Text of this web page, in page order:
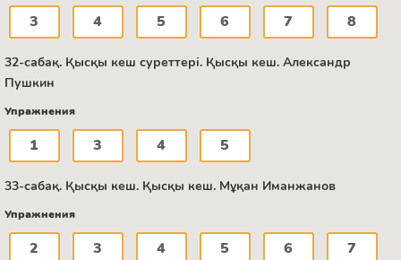
3 4 5 6 7 8
32-сабақ. Қысқы кеш суреттері. Қысқы кеш. Александр
Пушкин
Упражнения
1 3 4 5
33-сабақ. Қысқы кеш. Қысқы кеш. Мұқан Иманжанов
Упражнения
2 3 4 5 6 7